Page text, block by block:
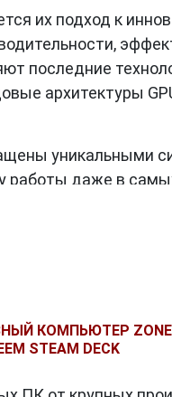
их подход к
последние
архитектуры
уникальными
работы даже в
Zotac, но
продукция
КОМПЬЮТЕР
STEAM DECK